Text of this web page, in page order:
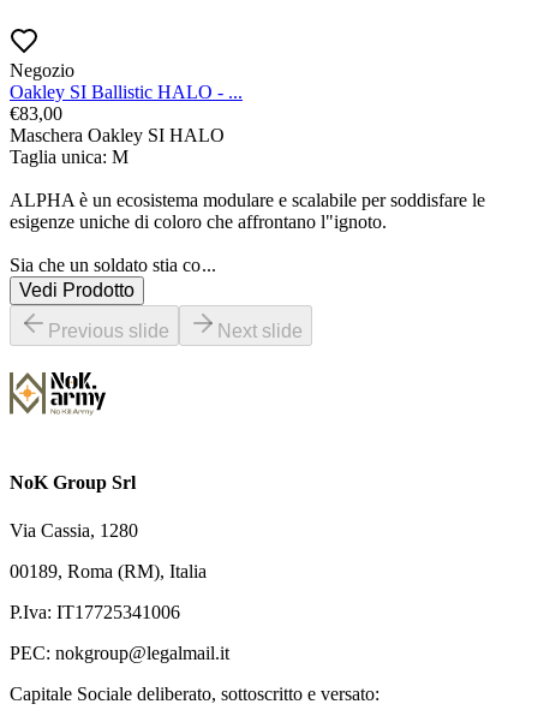
Negozio
Oakley SI Ballistic HALO - ...
€83,00
Maschera Oakley SI HALO
Taglia unica: M
ALPHA è un ecosistema modulare e scalabile per soddisfare le
esigenze uniche di coloro che affrontano l"ignoto.
Sia che un soldato stia co...
Vedi Prodotto
Previous slide
Next slide
NoK Group Srl
Via Cassia, 1280
00189, Roma (RM), Italia
P.Iva: IT17725341006
PEC: nokgroup@legalmail.it
Capitale Sociale deliberato, sottoscritto e versato: